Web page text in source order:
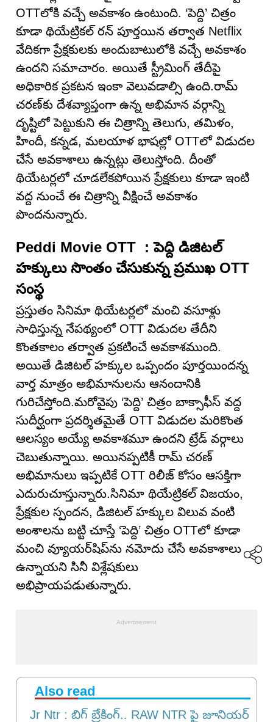
OTTలోకి వచ్చే అవకాశం ఉంటుంది. ‘పెద్ది’ చిత్రం
కూడా థియేట్రికల్ రన్ పూర్తయిన తర్వాత Netflix
వేదికగా ప్రేక్షకులకు అందుబాటులోకి వచ్చే అవకాశం
ఉందని సమాచారం. అయితే స్ట్రీమింగ్ తేదీపై
అధికారిక ప్రకటన ఇంకా వెలువడాల్సి ఉంది.రామ్
చరణ్‌కు దేశవ్యాప్తంగా ఉన్న అభిమాన వర్గాన్ని
దృష్టిలో పెట్టుకుని ఈ చిత్రాన్ని తెలుగు, తమిళం,
హిందీ, కన్నడ, మలయాళ భాషల్లో OTTలో విడుదల
చేసే అవకాశాలు ఉన్నట్లు తెలుస్తోంది. దీంతో
థియేటర్లలో చూడలేకపోయిన ప్రేక్షకులు కూడా ఇంటి
వద్ద నుంచే ఈ చిత్రాన్ని వీక్షించే అవకాశం
పొందనున్నారు.
Peddi Movie OTT : పెద్ది డిజిటల్
హక్కులు సొంతం చేసుకున్న ప్రముఖ OTT
సంస్థ
ప్రస్తుతం సినిమా థియేటర్లలో మంచి వసూళ్లు
సాధిస్తున్న నేపథ్యంలో OTT విడుదల తేదీని
కొంతకాలం తర్వాత ప్రకటించే అవకాశముంది.
అయితే డిజిటల్ హక్కుల ఒప్పందం పూర్తయిందన్న
వార్త మాత్రం అభిమానులను ఆనందానికి
గురిచేస్తోంది.మరోవైపు ‘పెద్ది’ చిత్రం బాక్సాఫీస్ వద్ద
సుదీర్ఘంగా ప్రదర్శితమైతే OTT విడుదల మరికొంత
ఆలస్యం అయ్యే అవకాశమూ ఉందని ట్రేడ్ వర్గాలు
చెబుతున్నాయి. అయినప్పటికీ రామ్ చరణ్
అభిమానులు ఇప్పటికే OTT రిలీజ్ కోసం ఆసక్తిగా
ఎదురుచూస్తున్నారు.సినిమా థియేట్రికల్ విజయం,
ప్రేక్షకుల స్పందన, డిజిటల్ హక్కుల విలువ వంటి
అంశాలను బట్టి చూస్తే ‘పెద్ది’ చిత్రం OTTలో కూడా
మంచి వ్యూయర్‌షిప్‌ను నమోదు చేసే అవకాశాలు
ఉన్నాయని సినీ విశ్లేషకులు
అభిప్రాయపడుతున్నారు.
Also read
Jr Ntr : బిగ్ బ్రేకింగ్.. RAW NTR పై జూనియర్